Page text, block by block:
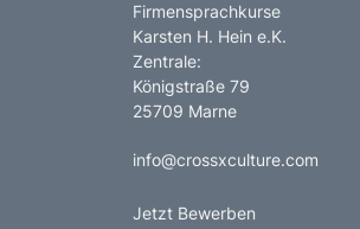
Firmensprachkurse
Karsten H. Hein e.K.
Zentrale:
Königstraße 79
25709 Marne
info@crossxculture.com
Jetzt Bewerben